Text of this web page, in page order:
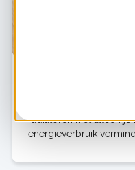
radiatoren niet alleen je
energieverbruik